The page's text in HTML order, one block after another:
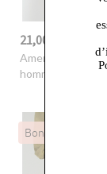
21,00 €
American
homme Bysapick
Bon plan